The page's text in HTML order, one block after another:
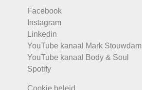
Facebook
Instagram
Linkedin
YouTube kanaal Mark Stouwdam
YouTube kanaal Body & Soul
Spotify
Cookie beleid